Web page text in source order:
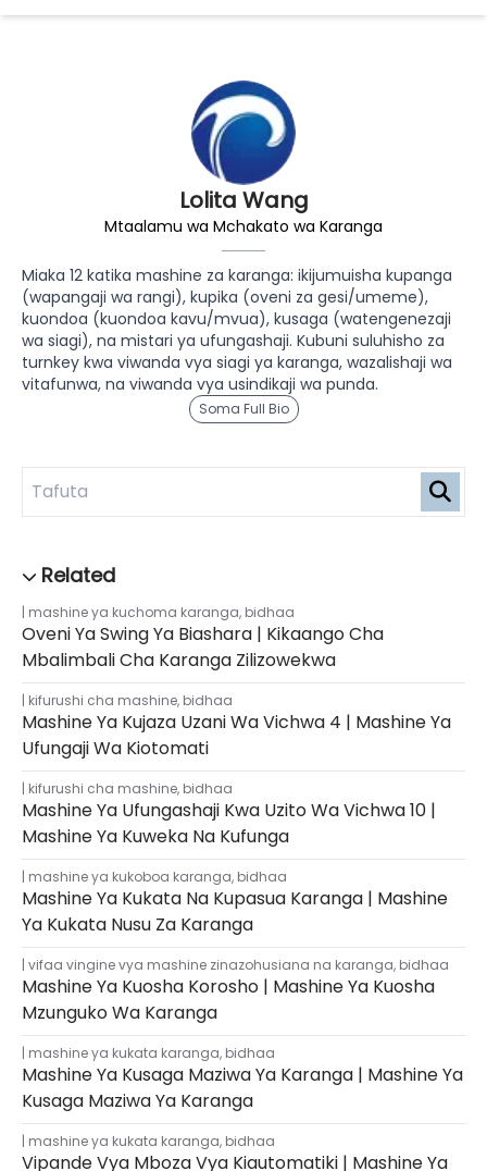
Lolita Wang
Mtaalamu wa Mchakato wa Karanga
Miaka 12 katika mashine za karanga: ikijumuisha kupanga
(wapangaji wa rangi), kupika (oveni za gesi/umeme),
kuondoa (kuondoa kavu/mvua), kusaga (watengenezaji
wa siagi), na mistari ya ufungashaji. Kubuni suluhisho za
turnkey kwa viwanda vya siagi ya karanga, wazalishaji wa
vitafunwa, na viwanda vya usindikaji wa punda.
Soma Full Bio
mashine ya kuchoma karanga, bidhaa
Oveni Ya Swing Ya Biashara | Kikaango Cha
Mbalimbali Cha Karanga Zilizowekwa
kifurushi cha mashine, bidhaa
Mashine Ya Kujaza Uzani Wa Vichwa 4 | Mashine Ya
Ufungaji Wa Kiotomati
kifurushi cha mashine, bidhaa
Mashine Ya Ufungashaji Kwa Uzito Wa Vichwa 10 |
Mashine Ya Kuweka Na Kufunga
mashine ya kukoboa karanga, bidhaa
Mashine Ya Kukata Na Kupasua Karanga | Mashine
Ya Kukata Nusu Za Karanga
vifaa vingine vya mashine zinazohusiana na karanga, bidhaa
Mashine Ya Kuosha Korosho | Mashine Ya Kuosha
Mzunguko Wa Karanga
mashine ya kukata karanga, bidhaa
Mashine Ya Kusaga Maziwa Ya Karanga | Mashine Ya
Kusaga Maziwa Ya Karanga
mashine ya kukata karanga, bidhaa
Vipande Vya Mboza Vya Kiautomatiki | Mashine Ya